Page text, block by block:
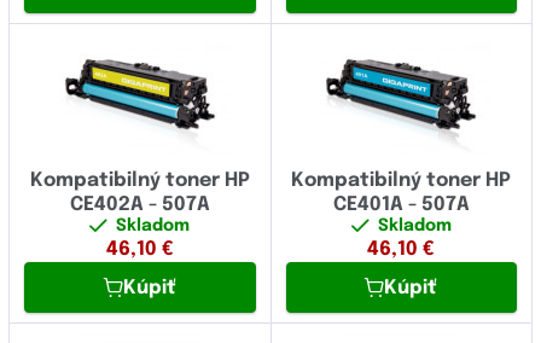
Kompatibilný toner HP
CE402A - 507A
Skladom
46,10 €
Kúpiť
Kompatibilný toner HP
CE401A - 507A
Skladom
46,10 €
Kúpiť